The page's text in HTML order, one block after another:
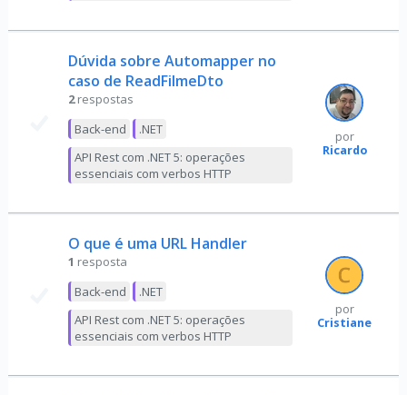
Dúvida sobre Automapper no
caso de ReadFilmeDto
2 respostas
Back-end
.NET
API Rest com .NET 5: operações
essenciais com verbos HTTP
por
Ricardo
O que é uma URL Handler
1 resposta
Back-end
.NET
API Rest com .NET 5: operações
essenciais com verbos HTTP
por
Cristiane